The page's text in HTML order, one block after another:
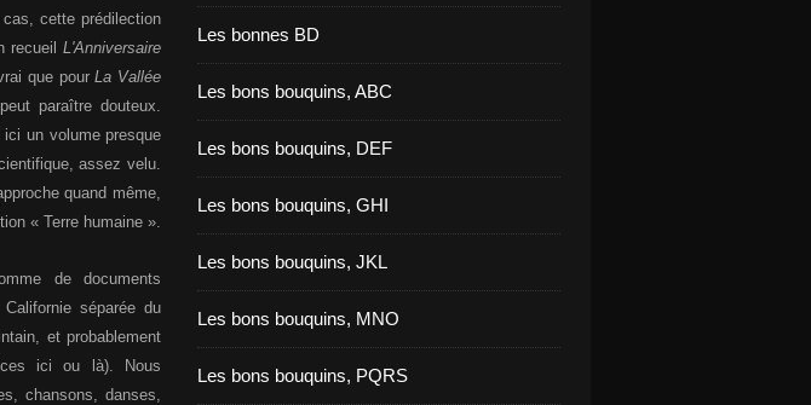
cette prédilection
recueil L'Anniversaire
que pour La Vallée
paraître douteux.
un volume presque
assez velu.
quand même,
« Terre humaine ».
de documents
séparée du
et probablement
ici ou là). Nous
chansons, danses,
Les bonnes BD
Les bons bouquins, ABC
Les bons bouquins, DEF
Les bons bouquins, GHI
Les bons bouquins, JKL
Les bons bouquins, MNO
Les bons bouquins, PQRS